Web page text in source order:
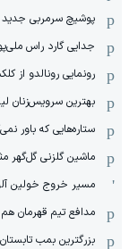
پوشیچ سرمربی جدید
جدایی گارد راس
رونمایی رونالدو از
بهترین سرویس‌زنان
ستاره‌هایی که باور
ماشین گلزنی گل‌گهر
مسیر خروج خولین
مدافع تیم قهرمان هم
بزرگترین بمب